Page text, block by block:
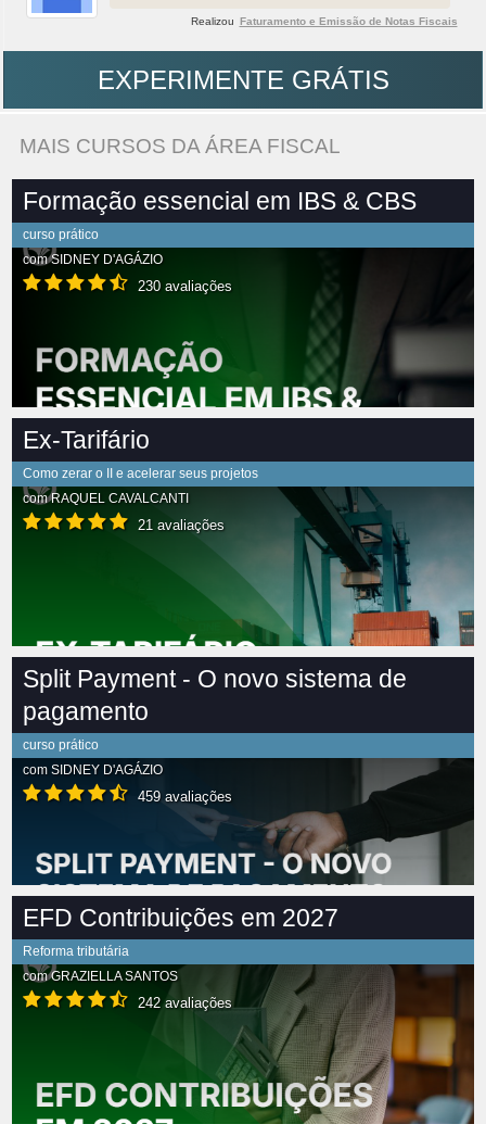
Realizou Faturamento e Emissão de Notas Fiscais
EXPERIMENTE GRÁTIS
MAIS CURSOS DA ÁREA FISCAL
Formação essencial em IBS & CBS
curso prático
comSIDNEY D'AGÁZIO
230 avaliações
Ex-Tarifário
Como zerar o II e acelerar seus projetos
comRAQUEL CAVALCANTI
21 avaliações
Split Payment - O novo sistema de
pagamento
curso prático
com SIDNEY D'AGÁZIO
459 avaliações
EFD Contribuições em 2027
Reforma tributária
comGRAZIELLA SANTOS
242 avaliações